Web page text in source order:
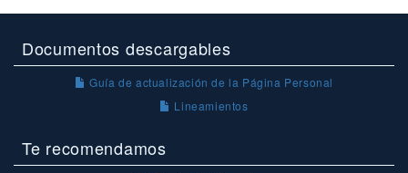
Documentos descargables
Guía de actualización de la Página Personal
Lineamientos
Te recomendamos